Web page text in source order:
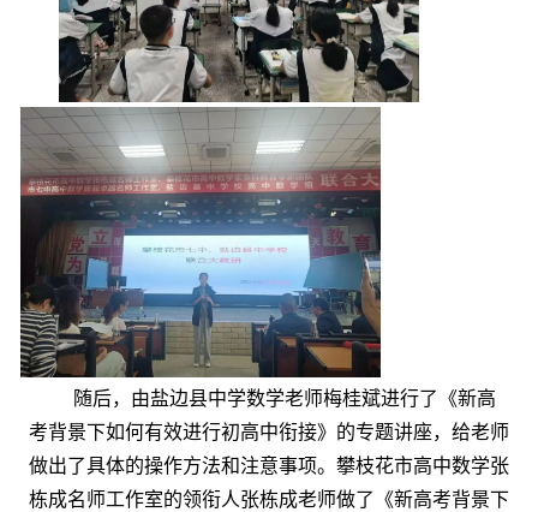
随后，由盐边县中学数学老师梅桂斌进行了《新高
考背景下如何有效进行初高中衔接》的专题讲座，给老师
做出了具体的操作方法和注意事项。攀枝花市高中数学张
栋成名师工作室的领衔人张栋成老师做了《新高考背景下